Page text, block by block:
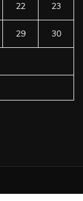
22 23
29 30